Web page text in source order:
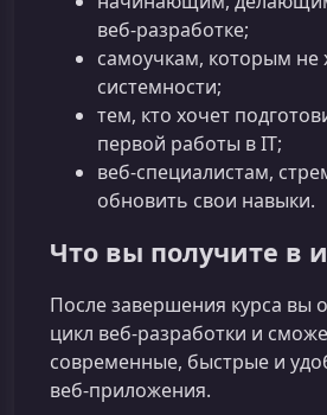
веб‑разработке;
самоучкам, которым не
системности;
тем, кто хочет
первой работы в IT;
веб‑специалистам,
обновить свои навыки.
Что вы получите в
После завершения курса вы
цикл веб‑разработки и
современные, быстрые и
веб‑приложения.